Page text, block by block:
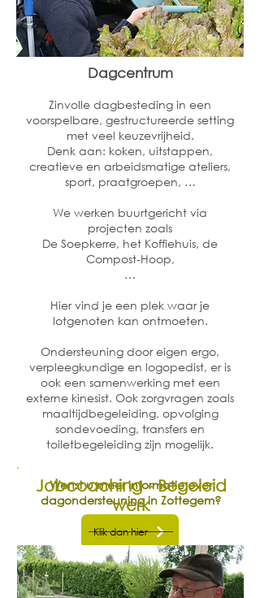
Dagcentrum
Zinvolle dagbesteding in een
voorspelbare, gestructureerde setting
met veel keuzevrijheid.
Denk aan: koken, uitstappen,
creatieve en arbeidsmatige ateliers,
sport, praatgroepen, …
We werken buurtgericht via
projecten zoals
De Soepkerre, het Koffiehuis, de
Compost-Hoop,
…
Hier vind je een plek waar je
lotgenoten kan ontmoeten.
Ondersteuning door eigen ergo,
verpleegkundige en logopedist, er is
ook een samenwerking met een
externe kinesist. Ook zorgvragen zoals
maaltijdbegeleiding, opvolging
sondevoeding, transfers en
toiletbegeleiding zijn mogelijk.
Wenst u meer informatie over
dagondersteuning in Zottegem?
Klik dan hier
Jobcoaching - Begeleid
werk